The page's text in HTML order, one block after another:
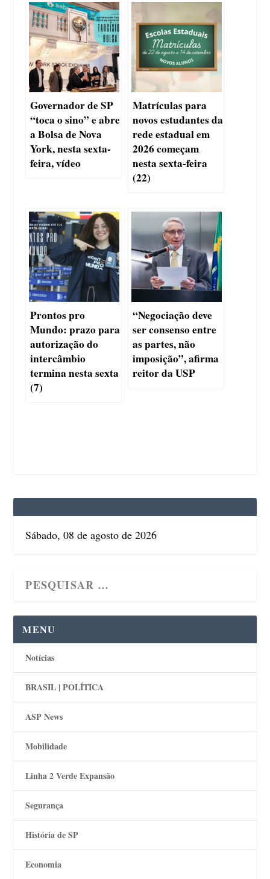
Governador de SP
“toca o sino” e abre
a Bolsa de Nova
York, nesta sexta-
feira, vídeo
Matrículas para
novos estudantes da
rede estadual em
2026 começam
nesta sexta-feira
(22)
Prontos pro
Mundo: prazo para
autorização do
intercâmbio
termina nesta sexta
(7)
“Negociação deve
ser consenso entre
as partes, não
imposição”, afirma
reitor da USP
Sábado, 08 de agosto de 2026
MENU
Notícias
BRASIL | POLÍTICA
ASP News
Mobilidade
Linha 2 Verde Expansão
Segurança
História de SP
Economia